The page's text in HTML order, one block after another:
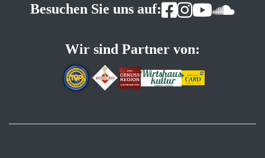
Besuchen Sie uns auf:
Wir sind Partner von: